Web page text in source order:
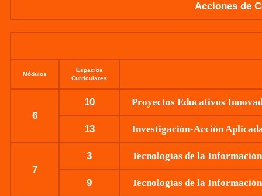
Acciones de
Módulos
Espacios
Curriculares
6
10 Proyectos Educativos
13 Investigación-Acción
7
3 Tecnologías de la
9 Tecnologías de la